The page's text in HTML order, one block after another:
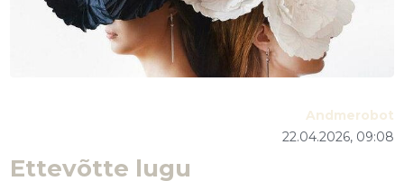
Ettevõtte lugu
22.04.2026, 09:08
Andmerobot